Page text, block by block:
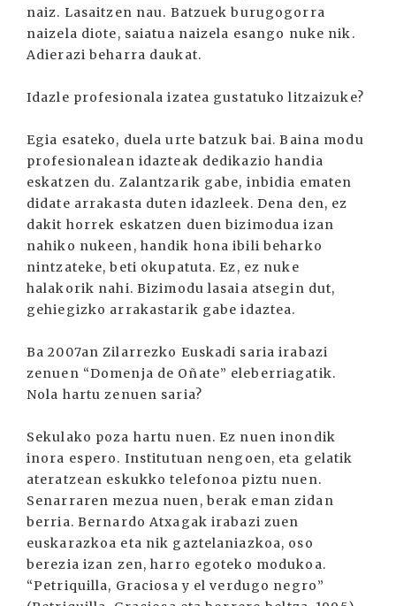
naiz. Lasaitzen nau. Batzuek burugogorra
naizela diote, saiatua naizela esango nuke nik.
Adierazi beharra daukat.
Idazle profesionala izatea gustatuko litzaizuke?
Egia esateko, duela urte batzuk bai. Baina modu
profesionalean idazteak dedikazio handia
eskatzen du. Zalantzarik gabe, inbidia ematen
didate arrakasta duten idazleek. Dena den, ez
dakit horrek eskatzen duen bizimodua izan
nahiko nukeen, handik hona ibili beharko
nintzateke, beti okupatuta. Ez, ez nuke
halakorik nahi. Bizimodu lasaia atsegin dut,
gehiegizko arrakastarik gabe idaztea.
Ba 2007an Zilarrezko Euskadi saria irabazi
zenuen “Domenja de Oñate” eleberriagatik.
Nola hartu zenuen saria?
Sekulako poza hartu nuen. Ez nuen inondik
inora espero. Institutuan nengoen, eta gelatik
ateratzean eskukko telefonoa piztu nuen.
Senarraren mezua nuen, berak eman zidan
berria. Bernardo Atxagak irabazi zuen
euskarazkoa eta nik gaztelaniazkoa, oso
berezia izan zen, harro egoteko modukoa.
“Petriquilla, Graciosa y el verdugo negro”